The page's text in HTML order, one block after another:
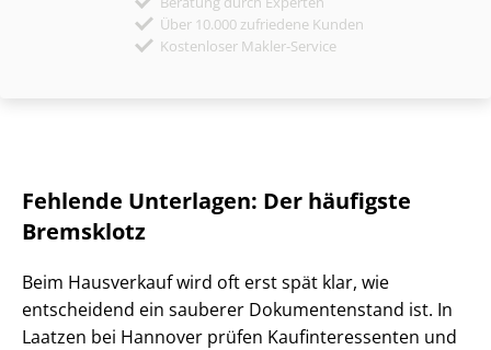
Über 10.000 zufriedene Kunden
Kostenloser Makler-Service
Fehlende Unterlagen: Der häufigste
Bremsklotz
Beim Hausverkauf wird oft erst spät klar, wie
entscheidend ein sauberer Dokumentenstand ist. In
Laatzen bei Hannover prüfen Kauf­in­ter­es­sen­ten und